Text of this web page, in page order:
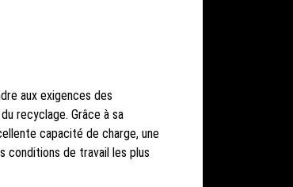
aux exigences des
recyclage. Grâce à sa
capacité de charge, une
conditions de travail les plus